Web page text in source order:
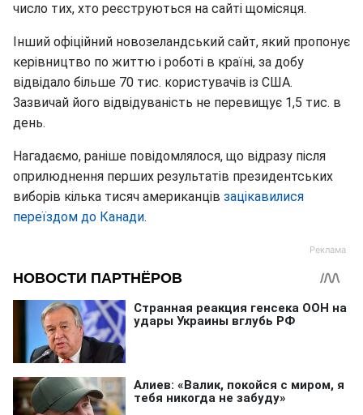
число тих, хто реєструються на сайті щомісяця.
Інший офіційний новозеландський сайт, який пропонує
керівництво по життю і роботі в країні, за добу
відвідало більше 70 тис. користувачів із США.
Зазвичай його відвідуваність не перевищує 1,5 тис. в
день.
Нагадаємо, раніше повідомлялося, що відразу після
оприлюднення перших результатів президентських
виборів кілька тисяч американців зацікавилися
переїздом до Канади.